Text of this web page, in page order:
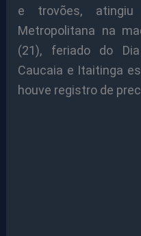
e trovões,
Metropolitana na
(21), feriado do
Caucaia e Itaitinga
houve registro de